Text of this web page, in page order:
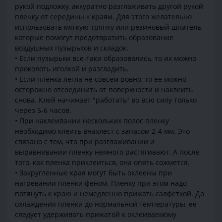
рукой подложку, аккуратно разглаживать другой рукой
пленку от середины к краям. Для этого желательно
использовать мягкую тряпку или резиновый шпатель,
которые помогут предотвратить образование
воздушных пузырьков и складок.
• Если пузырьки все-таки образовались, то их можно
проколоть иголкой и разгладить.
• Если пленка легла не совсем ровно, то ее можно
осторожно отсоединить от поверхности и наклеить
снова. Клей начинает "работать" во всю силу только
через 5-6 часов.
• При наклеивании нескольких полос пленку
необходимо клеить внахлест с запасом 2-4 мм. Это
связано с тем, что при разглаживании и
выравнивании пленку немного растягивают. А после
того, как пленка приклеиться, она опять сожмется.
• Закругленные края могут быть оклеены при
нагревании пленки феном. Пленку при этом надо
потянуть к краю и немедленно прижать салфеткой. До
охлаждения пленки до нормальной температуры, ее
следует удерживать прижатой к оклеиваемому